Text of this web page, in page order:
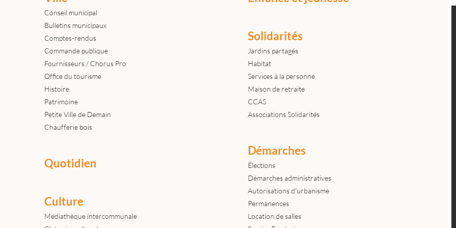
Conseil municipal
Bulletins municipaux
Comptes-rendus
Commande publique
Fournisseurs / Chorus Pro
Office du tourisme
Histoire
Patrimoine
Petite Ville de Demain
Chaufferie bois
Quotidien
Culture
Médiathèque intercommunale
Solidarités
Jardins partagés
Habitat
Services à la personne
Maison de retraite
CCAS
Associations Solidarités
Démarches
Élections
Démarches administratives
Autorisations d'urbanisme
Permanences
Location de salles